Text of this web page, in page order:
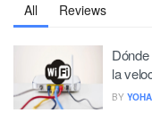
All Reviews
la
BY